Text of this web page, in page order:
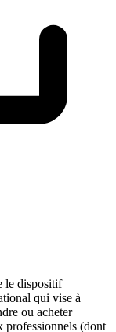
le dispositif
qui vise à
ou acheter
professionnels (dont